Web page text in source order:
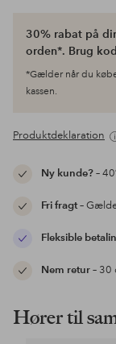
30% rabat på
orden*. Brug
*Gælder når du
kassen.
Produktdeklaration
Ny kunde?–
Fri fragt–
Fleksible
Nem retur– 30
Hører til